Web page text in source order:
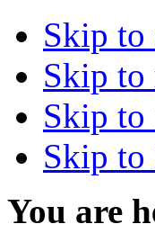
Skip to
Skip to
Skip to
Skip to
You are